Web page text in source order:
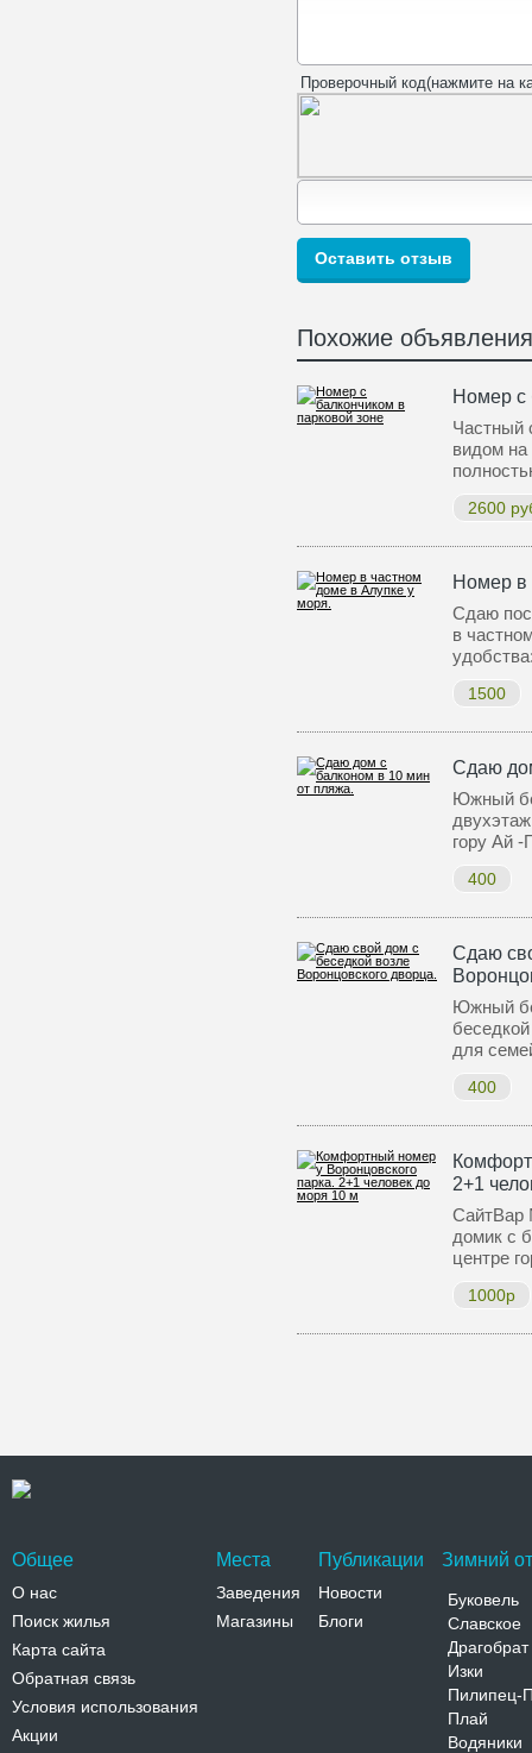
Проверочный код(нажмите на
Похожие объявления
Номер с
Частный
видом на
2600
Номер в
Сдаю
в
1500
Сдаю
Южный
гору Ай
400
Сдаю
Южный
для
400
2+1
СайтВар
домик с
центре
1000р
Общее
О нас
Поиск жилья
Карта сайта
Обратная связь
Условия использования
Акции
Места
Заведения
Магазины
Публикации
Новости
Блоги
Зимний
Буковель
Славское
Драгобрат
Изки
Пилипец-
Плай
Водяники